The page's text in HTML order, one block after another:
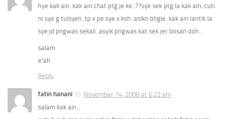
hye kak ain..kak ain chat ptg je ke..??sye sek ptg la kak ain..cuti
ni sye g tuisyen..tp x pe sye x ksh..aslkn bhgie..kak ain lantik la
sye jd pngwas sekali..asyik pngwas kat sek jer bosan doh..
salam
e’ah
Reply
fatin hanani
November 14, 2008 at 6:22 am
salam kak ain ,